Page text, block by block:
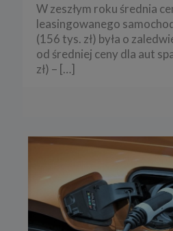
W zeszłym roku średnia
leasingowanego
(156 tys. zł) była o
od średniej ceny dla aut
zł) – […]